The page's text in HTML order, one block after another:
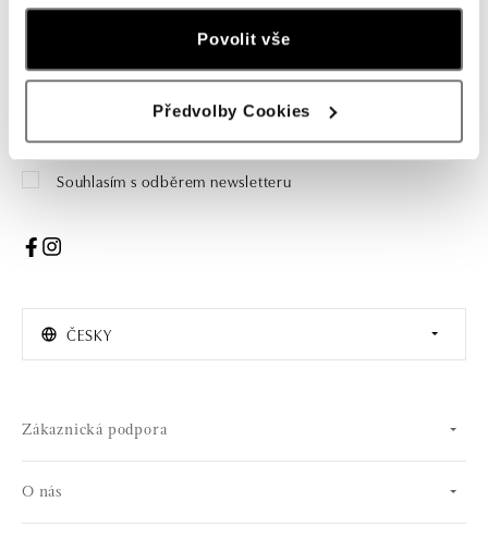
Povolit vše
Předvolby Cookies
Souhlasím s odběrem newsletteru
ČESKY
Zákaznická podpora
O nás